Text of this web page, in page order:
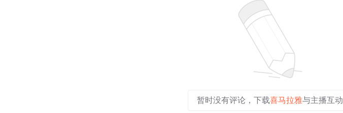
暂时没有评论，下载喜马拉雅与主播互动